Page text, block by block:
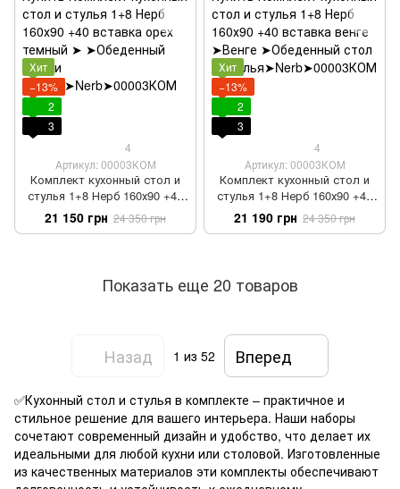
Хит
−13%
2
3
4
Артикул: 00003КОМ
Комплект кухонный стол и
стулья 1+8 Нерб 160х90 +40
вставка орех темный
21 150 грн 24 350 грн
Хит
−13%
2
3
4
Артикул: 00003КОМ
Комплект кухонный стол и
стулья 1+8 Нерб 160х90 +40
вставка венге
21 190 грн 24 350 грн
Показать еще 20 товаров
Назад 1 из 52 Вперед
✅Кухонный стол и стулья в комплекте – практичное и
стильное решение для вашего интерьера. Наши наборы
сочетают современный дизайн и удобство, что делает их
идеальными для любой кухни или столовой. Изготовленные
из качественных материалов эти комплекты обеспечивают